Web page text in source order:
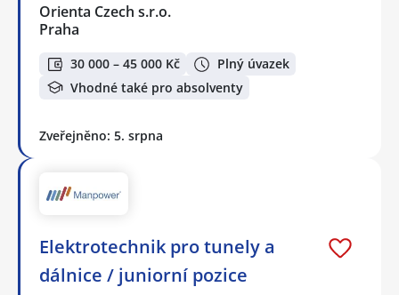
Orienta Czech s.r.o.
Praha
30 000 – 45 000 Kč
Plný úvazek
Vhodné také pro absolventy
Zveřejněno: 5. srpna
Elektrotechnik pro tunely a
dálnice / juniorní pozice